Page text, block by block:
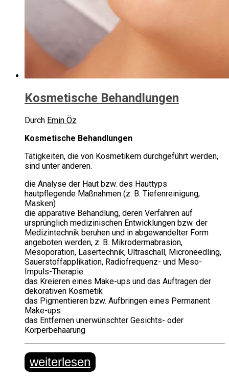
Kosmetische Behandlungen
Durch Emin Öz
Kosmetische Behandlungen
Tätigkeiten, die von Kosmetikern durchgeführt werden,
sind unter anderen.
die Analyse der Haut bzw. des Hauttyps
hautpflegende Maßnahmen (z. B. Tiefenreinigung,
Masken)
die apparative Behandlung, deren Verfahren auf
ursprünglich medizinischen Entwicklungen bzw. der
Medizintechnik beruhen und in abgewandelter Form
angeboten werden, z. B. Mikrodermabrasion,
Mesoporation, Lasertechnik, Ultraschall, Microneedling,
Sauerstoffapplikation, Radiofrequenz- und Meso-
Impuls-Therapie.
das Kreieren eines Make-ups und das Auftragen der
dekorativen Kosmetik
das Pigmentieren bzw. Aufbringen eines Permanent
Make-ups
das Entfernen unerwünschter Gesichts- oder
Körperbehaarung
weiterlesen